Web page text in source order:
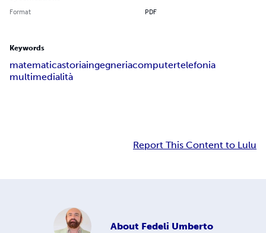
Format PDF
Keywords
matematicastoriaingegneriacomputertelefonia
multimedialità
Report This Content to Lulu
About Fedeli Umberto